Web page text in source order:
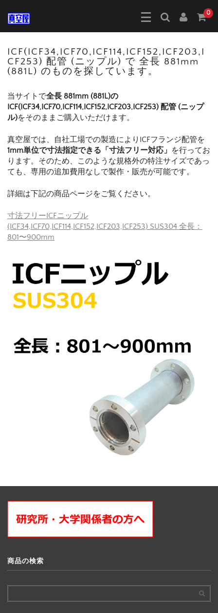
0
ICF(ICF34,ICF70,ICF114,ICF152,ICF203,I
CF253) 配管 (ニップル) で 全長 881mm
(881L) のものを探しています。
当サイトで全長 881mm (881L)の
ICF(ICF34,ICF70,ICF114,ICF152,ICF203,ICF253) 配管 (ニップ
ル)をそのままご購入いただけます。
真空屋では、自社工場での製造によりICFフランジ配管を
1mm単位で寸法指定できる「寸法フリー対応」 を行ってお
ります。そのため、このような規格外の特注サイズであっ
ても、専用の追加費用なしで製作・販売が可能です。
詳細は下記の商品ページをご覧ください。
寸法フリーICFニップル
(ICF34,ICF70,ICF114,ICF152,ICF203,ICF253) SUS304 全長：
801〜900mm
商品の検索